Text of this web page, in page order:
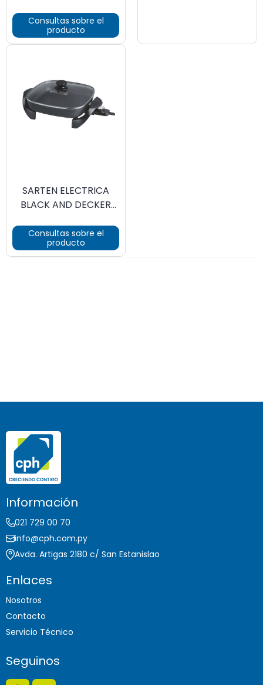
Consultas sobre el
producto
SARTEN ELECTRICA
BLACK AND DECKER
Consultas sobre el
producto
Información
021 729 00 70
info@cph.com.py
Avda. Artigas 2180 c/ San Estanislao
Enlaces
Nosotros
Contacto
Servicio Técnico
Seguinos